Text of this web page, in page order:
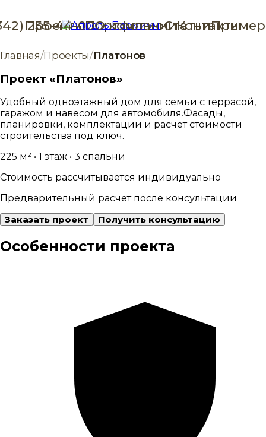
ПроектыПортфолиоСтатьиПример
255-44-00О компанииКонтакты
Главная/Проекты/Платонов
Проект «Платонов»
Удобный одноэтажный дом для семьи с террасой,
гаражом и навесом для автомобиля.Фасады,
планировки, комплектации и расчет стоимости
строительства под ключ.
225 м² • 1 этаж • 3 спальни
Стоимость рассчитывается индивидуально
Предварительный расчет после консультации
Заказать проект
Получить консультацию
Особенности проекта